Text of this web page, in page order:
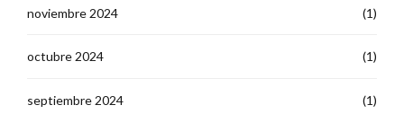
noviembre 2024 (1)
octubre 2024 (1)
septiembre 2024 (1)